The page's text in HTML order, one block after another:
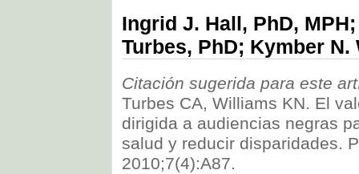
Ingrid J. Hall, PhD,
Turbes, PhD; Kymber N.
Citación sugerida para este
Turbes CA, Williams KN. El
dirigida a audiencias negras
salud y reducir disparidades.
2010;7(4):A87.